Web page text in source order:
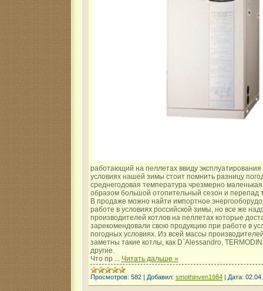
работающий на пеллетах ввиду эксплуатирования
условиях нашей зимы стоит помнить разницу
среднегодовая температура чрезмерно
образом большой отопительный сезон и перепад
В продаже можно найти импортное
работе в условиях российской зимы, но все же
производителей котлов на пеллетах которые
зарекомендовали свою продукцию при работе в
погодных условиях. Из всей массы
заметны такие котлы, как D`Alessandro,
другие.
Что пр
Читать дальше »
Просмотров: 582 | Добавил: smothinven1984 | Дата: